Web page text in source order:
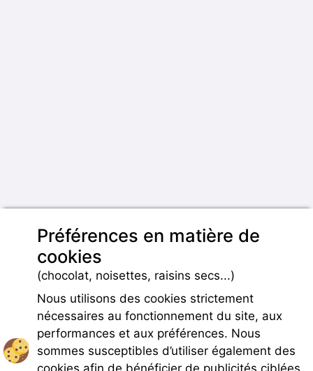
Préférences en matière de
cookies
(chocolat, noisettes, raisins secs...)
Nous utilisons des cookies strictement
nécessaires au fonctionnement du site, aux
performances et aux préférences. Nous
sommes susceptibles d’utiliser également des
cookies afin de bénéficier de publicités ciblées